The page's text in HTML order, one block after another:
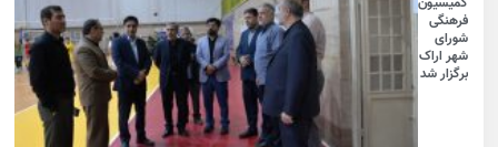
فرهنگی
شورای
شهر اراک
برگزار شد